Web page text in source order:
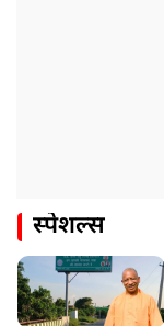
स्पेशल्स